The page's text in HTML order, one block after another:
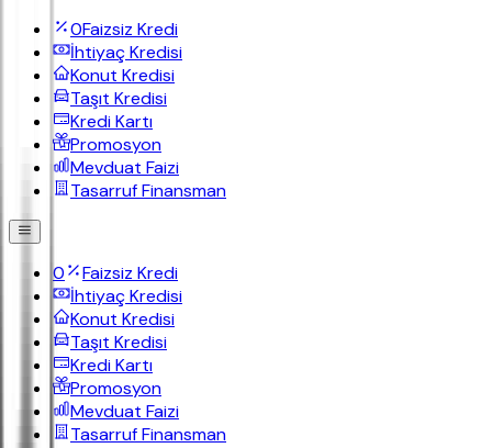
0Faizsiz Kredi
İhtiyaç Kredisi
Konut Kredisi
Taşıt Kredisi
Kredi Kartı
Promosyon
Mevduat Faizi
Tasarruf Finansman
0
Faizsiz Kredi
İhtiyaç Kredisi
Konut Kredisi
Taşıt Kredisi
Kredi Kartı
Promosyon
Mevduat Faizi
Tasarruf Finansman